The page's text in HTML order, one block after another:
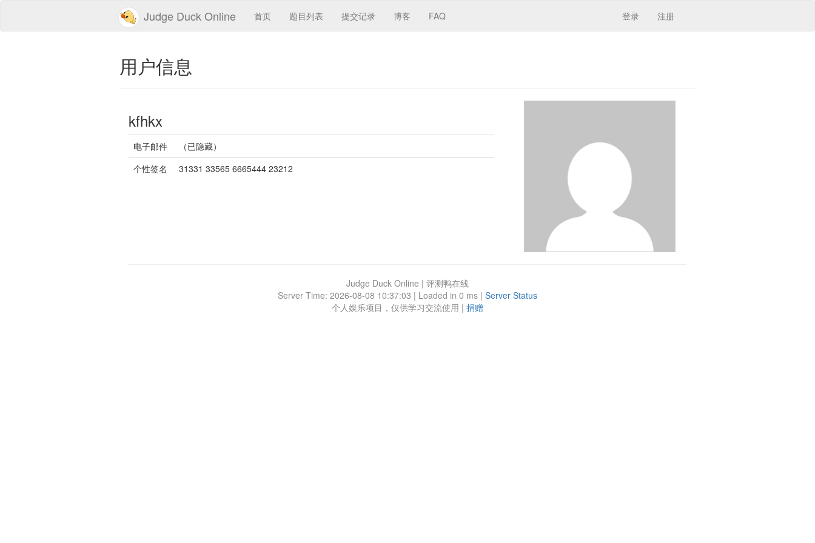
Judge Duck Online 首页 题目列表 提交记录 博客 FAQ 登录 注册
用户信息
kfhkx
电子邮件
（已隐藏）
个性签名
31331 33565 6665444 23212
Judge Duck Online | 评测鸭在线
Server Time: 2026-08-08 10:37:03 | Loaded in 0 ms | Server Status
个人娱乐项目，仅供学习交流使用 | 捐赠